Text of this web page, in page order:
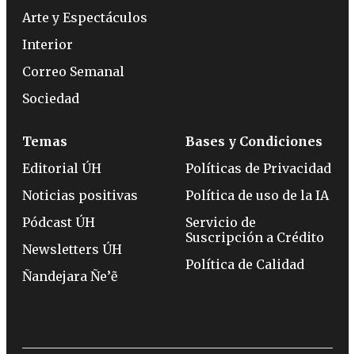
Arte y Espectáculos
Interior
Correo Semanal
Sociedad
Temas
Editorial ÚH
Noticias positivas
Pódcast ÚH
Newsletters ÚH
Ñandejara Ñe’ẽ
Bases y Condiciones
Políticas de Privacidad
Política de uso de la IA
Servicio de
Suscripción a Crédito
Política de Calidad